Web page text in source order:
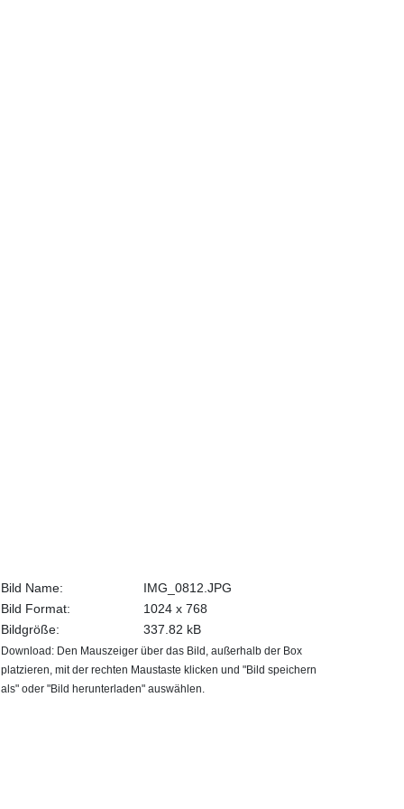
Bild Name:
IMG_0812.JPG
Bild Format:
1024 x 768
Bildgröße:
337.82 kB
Download: Den Mauszeiger über das Bild, außerhalb der Box
platzieren, mit der rechten Maustaste klicken und "Bild speichern
als" oder "Bild herunterladen" auswählen.